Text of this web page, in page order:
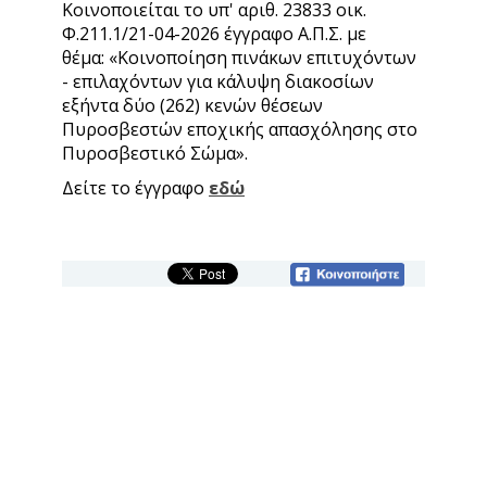
Κοινοποιείται το υπ' αριθ. 23833 οικ.
Φ.211.1/21-04-2026 έγγραφο Α.Π.Σ. με
θέμα: «Κοινοποίηση πινάκων επιτυχόντων
- επιλαχόντων για κάλυψη διακοσίων
εξήντα δύο (262) κενών θέσεων
Πυροσβεστών εποχικής απασχόλησης στο
Πυροσβεστικό Σώμα».
Δείτε το έγγραφο εδώ